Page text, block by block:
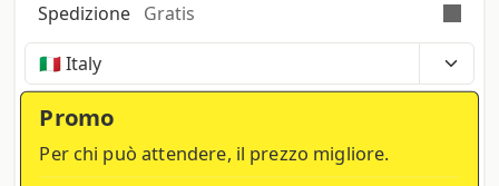
Spedizione Gratis
Tempi, costi e tasse possono variare a seconda
della regione e dei prodotti nel carrello
Promo
Per chi può attendere, il prezzo migliore.